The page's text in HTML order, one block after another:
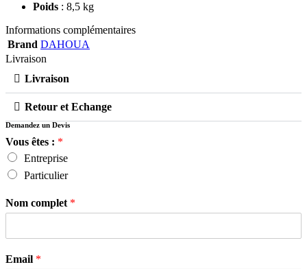
Poids : 8,5 kg
Informations complémentaires
Brand DAHOUA
Livraison
Livraison
Retour et Echange
Demandez un Devis
Vous êtes : *
Entreprise
Particulier
Nom complet *
Email *